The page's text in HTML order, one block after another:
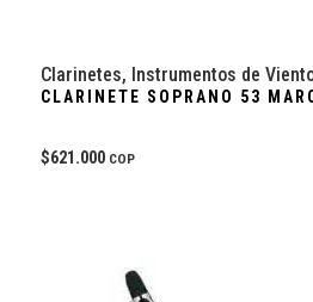
Clarinetes, Instrumentos de
CLARINETE SOPRANO 53
$621.000 COP